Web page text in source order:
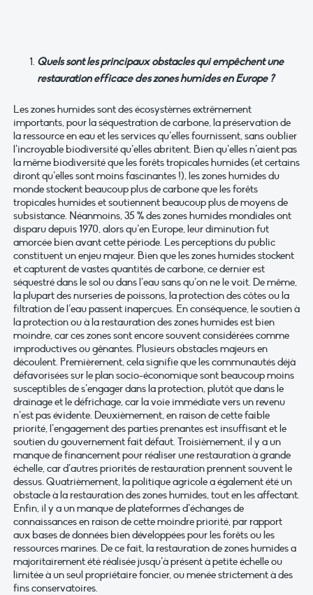
Quels sont les principaux obstacles qui empêchent une
restauration efficace des zones humides en Europe ?
Les zones humides sont des écosystèmes extrêmement
importants, pour la séquestration de carbone, la préservation de
la ressource en eau et les services qu’elles fournissent, sans oublier
l’incroyable biodiversité qu’elles abritent. Bien qu’elles n’aient pas
la même biodiversité que les forêts tropicales humides (et certains
diront qu’elles sont moins fascinantes !), les zones humides du
monde stockent beaucoup plus de carbone que les forêts
tropicales humides et soutiennent beaucoup plus de moyens de
subsistance. Néanmoins, 35 % des zones humides mondiales ont
disparu depuis 1970, alors qu’en Europe, leur diminution fut
amorcée bien avant cette période. Les perceptions du public
constituent un enjeu majeur. Bien que les zones humides stockent
et capturent de vastes quantités de carbone, ce dernier est
séquestré dans le sol ou dans l’eau sans qu’on ne le voit. De même,
la plupart des nurseries de poissons, la protection des côtes ou la
filtration de l’eau passent inaperçues. En conséquence, le soutien à
la protection ou à la restauration des zones humides est bien
moindre, car ces zones sont encore souvent considérées comme
improductives ou gênantes. Plusieurs obstacles majeurs en
découlent. Premièrement, cela signifie que les communautés déjà
défavorisées sur le plan socio-économique sont beaucoup moins
susceptibles de s’engager dans la protection, plutôt que dans le
drainage et le défrichage, car la voie immédiate vers un revenu
n’est pas évidente. Deuxièmement, en raison de cette faible
priorité, l’engagement des parties prenantes est insuffisant et le
soutien du gouvernement fait défaut. Troisièmement, il y a un
manque de financement pour réaliser une restauration à grande
échelle, car d’autres priorités de restauration prennent souvent le
dessus. Quatrièmement, la politique agricole a également été un
obstacle à la restauration des zones humides, tout en les affectant.
Enfin, il y a un manque de plateformes d’échanges de
connaissances en raison de cette moindre priorité, par rapport
aux bases de données bien développées pour les forêts ou les
ressources marines. De ce fait, la restauration de zones humides a
majoritairement été réalisée jusqu’à présent à petite échelle ou
limitée à un seul propriétaire foncier, ou menée strictement à des
fins conservatoires.